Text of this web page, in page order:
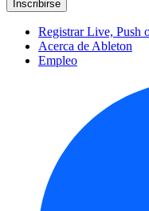
Registrar Live, Push
Acerca de Ableton
Empleo